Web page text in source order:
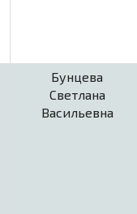
Бунцева
Светлана
Васильевна